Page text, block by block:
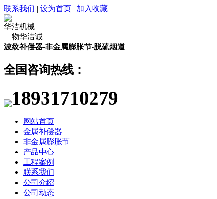
联系我们 | 设为首页 | 加入收藏
华洁机械
物华洁诚
波纹补偿器-非金属膨胀节-脱硫烟道
全国咨询热线：
18931710279
网站首页
金属补偿器
非金属膨胀节
产品中心
工程案例
联系我们
公司介绍
公司动态